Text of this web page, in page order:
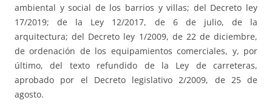
ambiental y social de los barrios y villas; del Decreto ley
17/2019; de la Ley 12/2017, de 6 de julio, de la
arquitectura; del Decreto ley 1/2009, de 22 de diciembre,
de ordenación de los equipamientos comerciales, y, por
último, del texto refundido de la Ley de carreteras,
aprobado por el Decreto legislativo 2/2009, de 25 de
agosto.